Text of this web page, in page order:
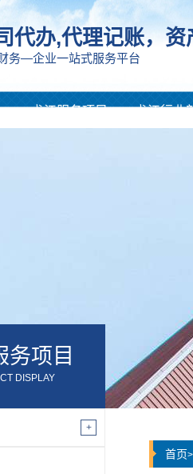
代办,代理记账，资
务—企业一站式服务平台
弋江服务项目 弋江行业
务项目
DISPLAY
首页